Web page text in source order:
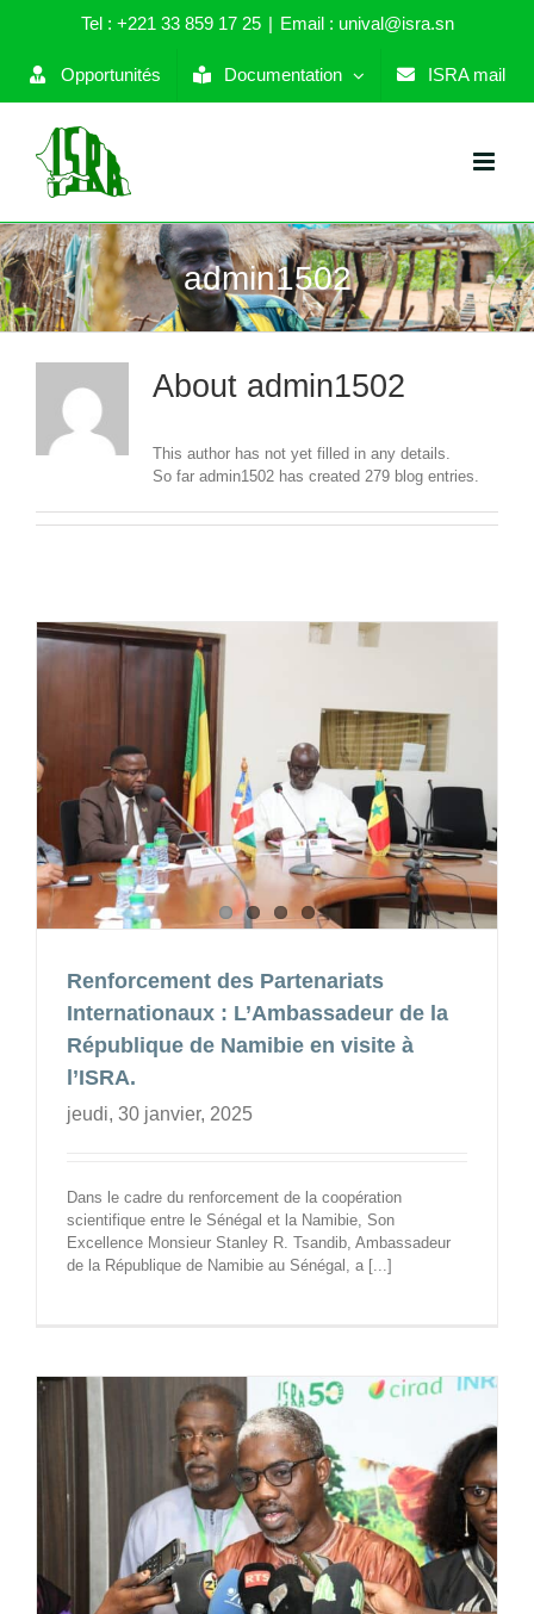
Tel : +221 33 859 17 25 | Email : unival@isra.sn
Opportunités Documentation ISRA mail
admin1502
About admin1502
This author has not yet filled in any details.
So far admin1502 has created 279 blog entries.
Renforcement des Partenariats
Internationaux : L’Ambassadeur de la
République de Namibie en visite à
l’ISRA.
jeudi, 30 janvier, 2025
Dans le cadre du renforcement de la coopération
scientifique entre le Sénégal et la Namibie, Son
Excellence Monsieur Stanley R. Tsandib, Ambassadeur
de la République de Namibie au Sénégal, a [...]